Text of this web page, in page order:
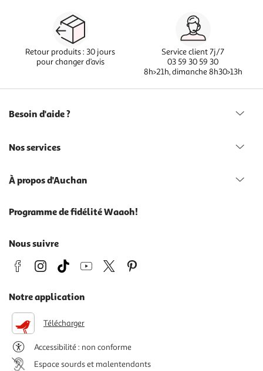
Retour produits : 30 jours
pour changer d’avis
Service client 7j/7
03 59 30 59 30
8h>21h, dimanche 8h30>13h
Besoin d'aide ?
Nos services
À propos d'Auchan
Programme de fidélité Waaoh!
Nous suivre
Notre application
Télécharger
Accessibilité : non conforme
Espace sourds et malentendants